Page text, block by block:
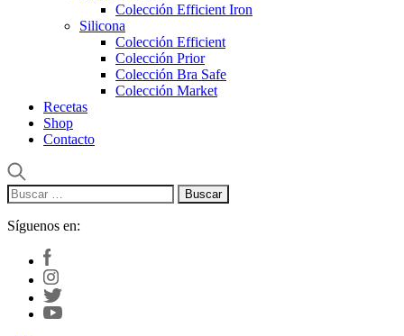
Colección Efficient Iron
Silicona
Colección Efficient
Colección Prior
Colección Bra Safe
Colección Market
Recetas
Shop
Contacto
Buscar:
Síguenos en: